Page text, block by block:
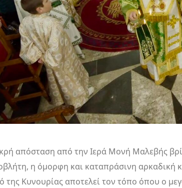
απόσταση από την Ιερά Μονή Μαλεβής
η όμορφη και καταπράσινη αρκαδική
της Κυνουρίας αποτελεί τον τόπο όπου ο